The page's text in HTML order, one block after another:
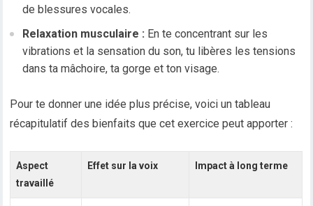
de blessures vocales.
Relaxation musculaire : En te concentrant sur les
vibrations et la sensation du son, tu libères les tensions
dans ta mâchoire, ta gorge et ton visage.
Pour te donner une idée plus précise, voici un tableau
récapitulatif des bienfaits que cet exercice peut apporter :
Aspect
travaillé
Effet sur la voix Impact à long terme